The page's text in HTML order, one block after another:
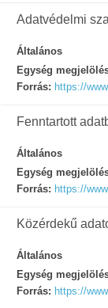
Adatvédelmi
Általános
Egység
Forrás: https://
Fenntartott
Általános
Egység
Forrás: https://
Közérdekű
Általános
Egység
Forrás: https://